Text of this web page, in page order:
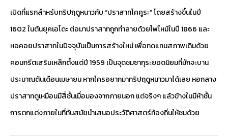
เปิดที่แรกสำหรับทริปฤดูหนาวกับ “ปราสาทโคคูระ” โดยสร้างขึ้นในปี
1602 ในต้นยุคเอโดะ ต่อมาปราสาทถูกทำลายด้วยไฟไหม้ในปี 1866 และ
หอคอยปราสาทในปัจจุบันเป็นการสร้างใหม่ เพื่อทดแทนสภาพเดิมด้วย
คอนกรีตเสริมเหล็กตั้งแต่ปี 1959 เป็นจุดชมซากุระยอดนิยมที่มักจะบาน
ประมาณต้นเดือนเมษายน หากใครอยากมาทริปฤดูหนาวมาได้เลย หอกลาง
ปราสาทดูเหมือนมีสี่ชั้นเมื่อมองจากภายนอก แต่จริงๆ แล้วข้างในมีห้าชั้น
การตกแต่งภายในที่ทันสมัยนำเสนอประวัติศาสตร์ท้องถิ่นให้ชมด้วย